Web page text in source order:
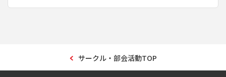
サークル・部会活動TOP